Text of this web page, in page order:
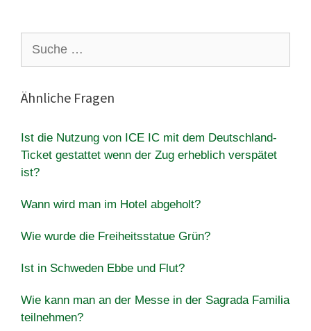
nach:
Ähnliche Fragen
Ist die Nutzung von ICE IC mit dem Deutschland-
Ticket gestattet wenn der Zug erheblich verspätet
ist?
Wann wird man im Hotel abgeholt?
Wie wurde die Freiheitsstatue Grün?
Ist in Schweden Ebbe und Flut?
Wie kann man an der Messe in der Sagrada Familia
teilnehmen?